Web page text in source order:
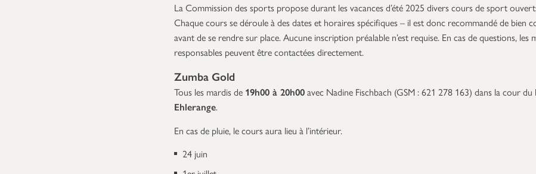
La Commission des sports propose durant les vacances d’été 2025 divers cours de sport
Chaque cours se déroule à des dates et horaires spécifiques – il est donc recommandé de bien
avant de se rendre sur place. Aucune inscription préalable n’est requise. En cas de questions, les
responsables peuvent être contactées directement.
Zumba Gold
Tous les mardis de 19h00 à 20h00avec Nadine Fischbach (GSM : 621 278 163) dans la cour du
Ehlerange.
En cas de pluie, le cours aura lieu à l’intérieur.
24 juin